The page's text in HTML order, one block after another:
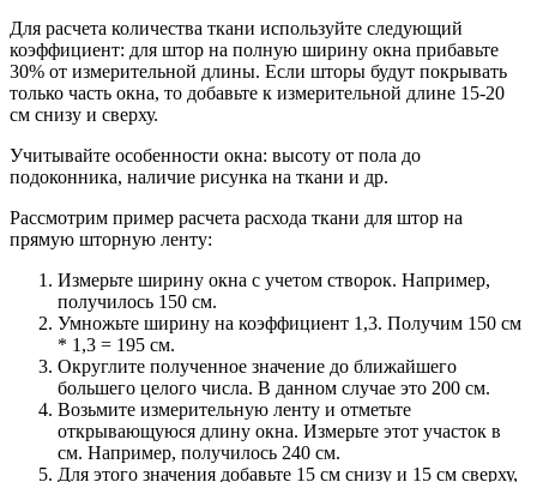
Для расчета количества ткани используйте следующий
коэффициент: для штор на полную ширину окна прибавьте
30% от измерительной длины. Если шторы будут покрывать
только часть окна, то добавьте к измерительной длине 15-20
см снизу и сверху.
Учитывайте особенности окна: высоту от пола до
подоконника, наличие рисунка на ткани и др.
Рассмотрим пример расчета расхода ткани для штор на
прямую шторную ленту:
Измерьте ширину окна с учетом створок. Например,
получилось 150 см.
Умножьте ширину на коэффициент 1,3. Получим 150 см
* 1,3 = 195 см.
Округлите полученное значение до ближайшего
большего целого числа. В данном случае это 200 см.
Возьмите измерительную ленту и отметьте
открывающуюся длину окна. Измерьте этот участок в
см. Например, получилось 240 см.
Для этого значения добавьте 15 см снизу и 15 см сверху,